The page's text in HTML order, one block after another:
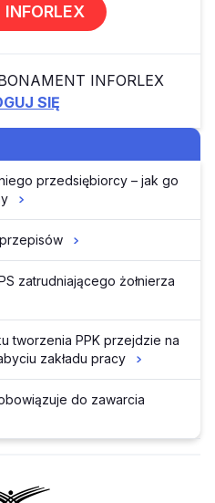
INFORLEX
SIĘ
przedsiębiorcy – jak go
zatrudniającego żołnierza
tworzenia PPK przejdzie na
zakładu pracy
do zawarcia